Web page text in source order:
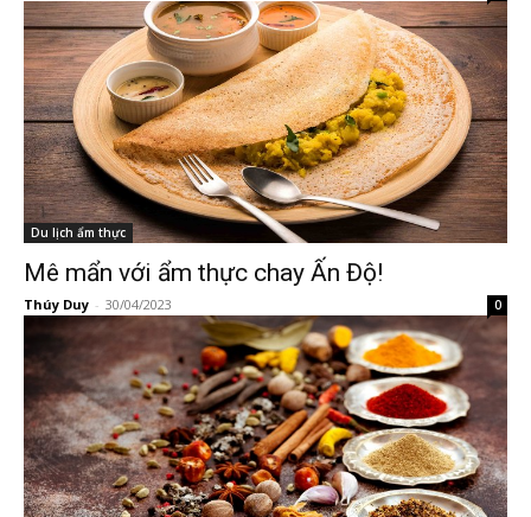
Du lịch ẩm thực
Mê mẩn với ẩm thực chay Ấn Độ!
Thúy Duy - 30/04/2023 0